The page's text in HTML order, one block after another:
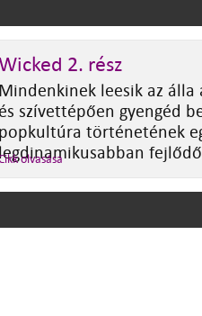
2. rész
Mindenkinek leesik az álla
és szívettépően gyengéd
popkultúra történetének
olvasása